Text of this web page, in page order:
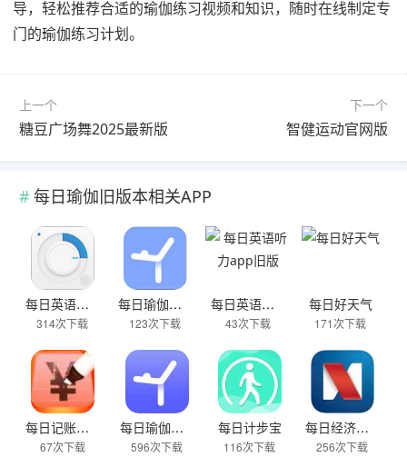
导，轻松推荐合适的瑜伽练习视频和知识，随时在线制定专
门的瑜伽练习计划。
上一个
糖豆广场舞2025最新版
下一个
智健运动官网版
每日瑜伽旧版本相关APP
每日英语听力免费版最新版
314次下载
每日瑜伽旧版本
123次下载
每日英语听力app旧版
43次下载
每日好天气
171次下载
每日记账本2025最新版本
67次下载
每日瑜伽官方安卓版apk
596次下载
每日计步宝
116次下载
每日经济新闻
256次下载